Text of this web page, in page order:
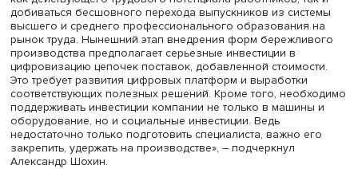
ставит задачу перестройки системы образования,
гармонизировать ее с запросами рынка труда по
и качеству подготовки специалистов», – подчеркнул
проректор НИУ ВШЭ Сергей Рощин.
Заместитель председателя ФНПР Нина Кузьмина в
выступлении подчеркнула, что профсоюзы сегодня
становятся ключевым посредником между сотрудником,
работодателем и технологиями, учитывая интересы
сторон.